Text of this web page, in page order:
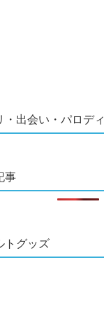
・出会い・パロディ
事
トグッズ